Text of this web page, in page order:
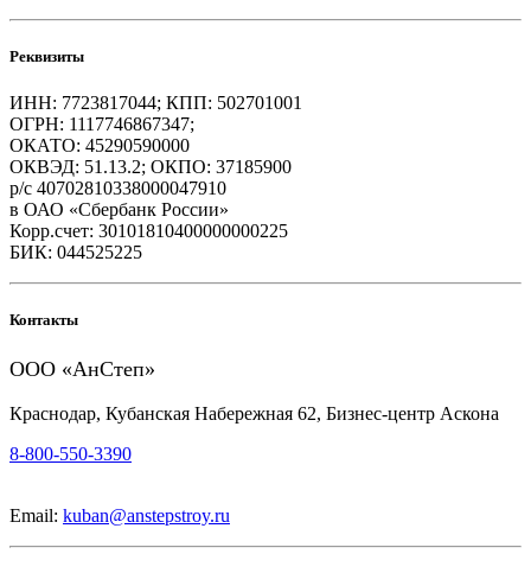
Реквизиты
ИНН: 7723817044; КПП: 502701001
ОГРН: 1117746867347;
ОКАТО: 45290590000
ОКВЭД: 51.13.2; ОКПО: 37185900
р/с 40702810338000047910
в ОАО «Сбербанк России»
Корр.счет: 30101810400000000225
БИК: 044525225
Контакты
ООО «АнСтеп»
Краснодар, Кубанская Набережная 62, Бизнес-центр Аскона
8-800-550-3390
Email: kuban@anstepstroy.ru